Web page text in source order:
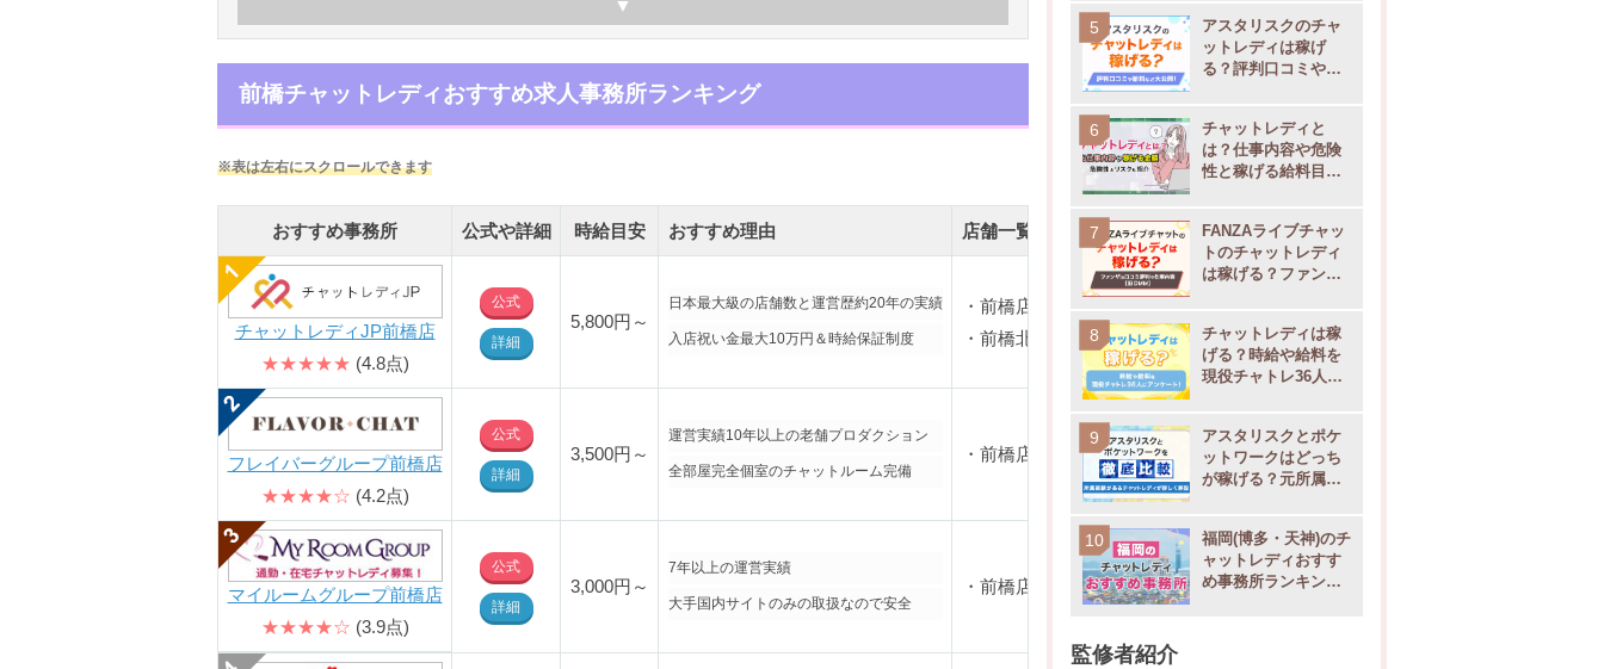
前橋チャットレディおすすめ求人事務所ランキング
※表は左右にスクロールできます
おすすめ事務所 公式や詳細 時給目安 おすすめ理由 店舗一覧 支払い 在宅の有無
チャットレディJP前橋店
★★★★★ (4.8点)
公式
詳細
5,800円～
日本最大級の店舗数と運営歴約20年の実績
入店祝い金最大10万円＆時給保証制度
・前橋店
・前橋北店
・翌月10日
フレイバーグループ前橋店
★★★★☆ (4.2点)
公式
詳細
3,500円～
運営実績10年以上の老舗プロダクション
全部屋完全個室のチャットルーム完備
・前橋店
・日払い
・基本は翌月15日
◯
マイルームグループ前橋店
★★★★☆ (3.9点)
公式
詳細
3,000円～
7年以上の運営実績
大手国内サイトのみの取扱なので安全
・前橋店
・日払い
・週払い
◯
アスタリスクのチャ
ットレディは稼げ
る？評判口コミや通
開
チャットレディと
は？仕事内容や危険
性と稼げる給料目安
FANZAライブチャッ
トのチャットレディ
は稼げる？ファンザ
チャットレディは稼
げる？時給や給料を
現役チャトレ36人に
アスタリスクとポケ
ットワークはどっち
が稼げる？元所属チ
福岡(博多・天神)のチ
ャットレディおすす
め事務所ランキング9
監修者紹介